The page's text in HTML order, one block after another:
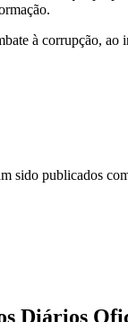
à corrupção,
sido publicados
Diários